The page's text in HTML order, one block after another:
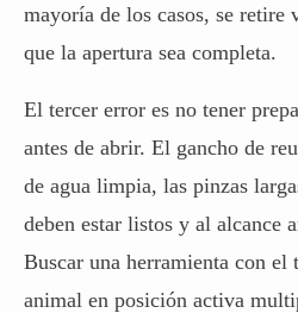
mayoría de los casos, se retire
que la apertura sea completa.
El tercer error es no tener
antes de abrir. El gancho de
de agua limpia, las pinzas
deben estar listos y al alcance
Buscar una herramienta con
animal en posición activa